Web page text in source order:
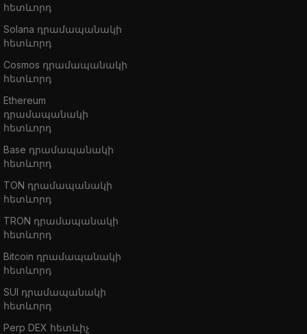
հետևորդ
Solana դրամապանակի
հետևորդ
Cosmos դրամապանակի
հետևորդ
Ethereum
դրամապանակի
հետևորդ
Base դրամապանակի
հետևորդ
TON դրամապանակի
հետևորդ
TRON դրամապանակի
հետևորդ
Bitcoin դրամապանակի
հետևորդ
SUI դրամապանակի
հետևորդ
Perp DEX հետևիչ